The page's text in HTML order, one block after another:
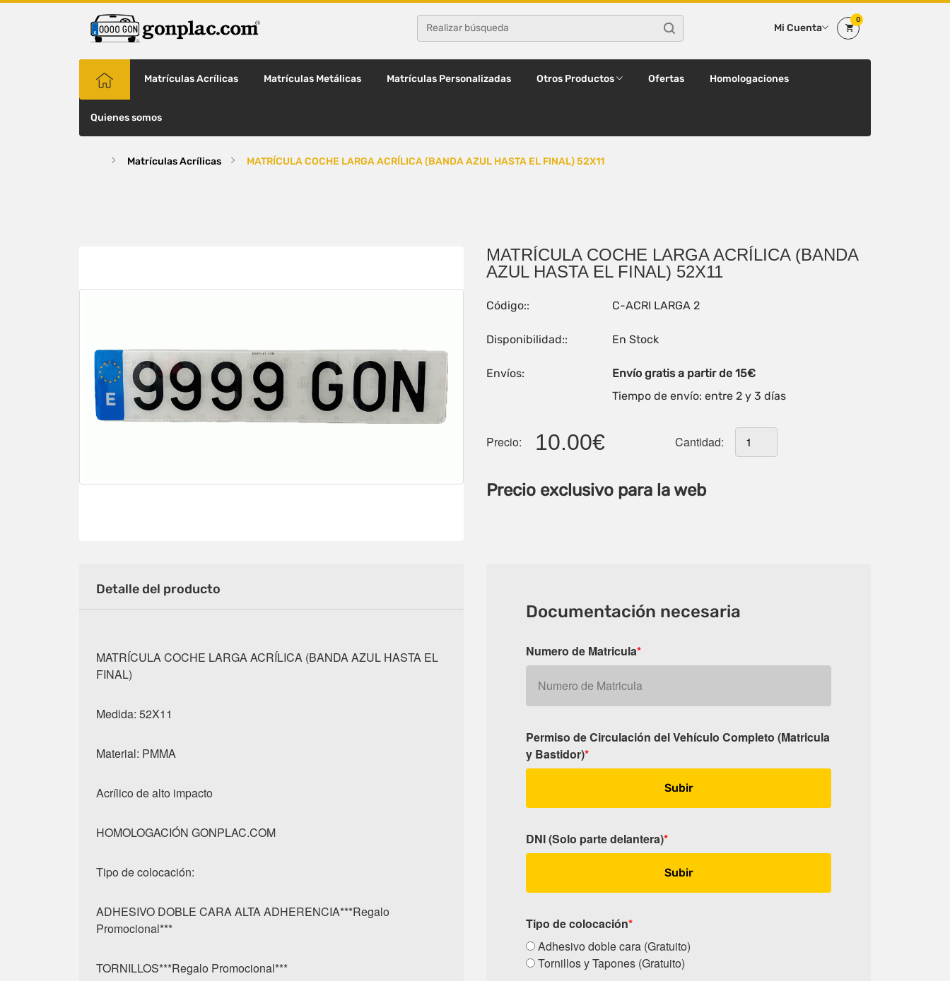
Mi Cuenta
0
Matrículas Acrílicas Matrículas Metálicas Matrículas Personalizadas Otros Productos Ofertas Homologaciones
Quienes somos
Matrículas Acrílicas MATRÍCULA COCHE LARGA ACRÍLICA (BANDA AZUL HASTA EL FINAL) 52X11
MATRÍCULA COCHE LARGA ACRÍLICA (BANDA
AZUL HASTA EL FINAL) 52X11
Código:: C-ACRI LARGA 2
Disponibilidad:: En Stock
Envíos:
Envío gratis a partir de 15€
Tiempo de envío: entre 2 y 3 días
Precio: 10.00€ Cantidad:
Precio exclusivo para la web
Detalle del producto
MATRÍCULA COCHE LARGA ACRÍLICA (BANDA AZUL HASTA EL
FINAL)
Medida: 52X11
Material: PMMA
Acrílico de alto impacto
HOMOLOGACIÓN GONPLAC.COM
Tipo de colocación:
ADHESIVO DOBLE CARA ALTA ADHERENCIA***Regalo
Promocional***
TORNILLOS***Regalo Promocional***
Documentación necesaria
Numero de Matricula*
Permiso de Circulación del Vehículo Completo (Matricula
y Bastidor)*
Subir
DNI (Solo parte delantera)*
Subir
Tipo de colocación*
Adhesivo doble cara (Gratuito)
Tornillos y Tapones (Gratuito)